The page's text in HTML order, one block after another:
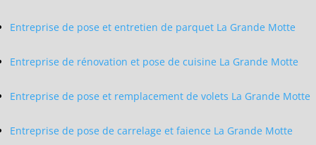
Entreprise de pose et entretien de parquet La Grande Motte
Entreprise de rénovation et pose de cuisine La Grande Motte
Entreprise de pose et remplacement de volets La Grande Motte
Entreprise de pose de carrelage et faience La Grande Motte